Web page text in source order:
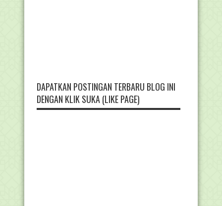
DAPATKAN POSTINGAN TERBARU BLOG INI
DENGAN KLIK SUKA (LIKE PAGE)